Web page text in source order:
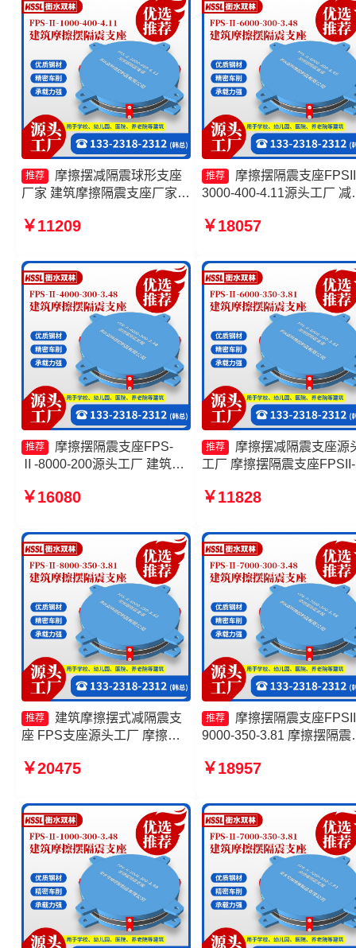
推荐
摩擦摆减隔震球形支座
厂家 建筑摩擦隔震支座厂家
摆支座厂家
￥11209
推荐
摩擦摆隔震支座
3000-400-4.11源头工厂 减
支座FPSII-7000-300-3.48
8000-350-3.81
￥18057
推荐
摩擦摆隔震支座FPS-
Ⅱ-8000-200源头工厂 建筑摩
摩擦隔震支座生产厂家一套厂
家
￥16080
推荐
摩擦摆减隔震支座源
工厂 摩擦摆隔震支座FPSII-
震支座厂家 建筑摩擦摆隔
￥11828
推荐
建筑摩擦摆式减隔震支
座 FPS支座源头工厂 摩擦摆
3.48 建筑摩擦摆式减震支座生
￥20475
推荐
摩擦摆隔震支座
9000-350-3.81 摩擦摆隔震
5000-400-4.11源头工厂 摩
￥18957